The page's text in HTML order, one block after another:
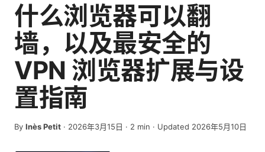
什么浏览器可以翻
墙，以及最安全的
VPN 浏览器扩展与设
置指南
By Inès Petit · 2026年3月15日 · 2 min · Updated 2026年5月10日